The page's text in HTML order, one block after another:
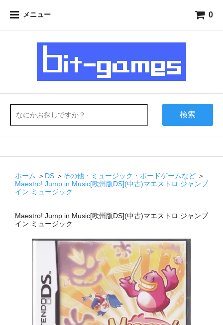
メニュー 0
検索
ホーム ＞ DS ＞ その他・ミュージック・ボードゲームなど ＞
Maestro!:Jump in Music[欧州版DS](中古)マエストロ:ジャンプ
イン ミュージック
Maestro!:Jump in Music[欧州版DS](中古)マエストロ:ジャンプ
イン ミュージック